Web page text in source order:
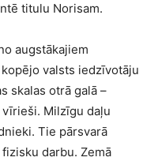
titulu Norisam.
augstākajiem
valsts iedzīvotāju
skalas otrā galā –
Milzīgu daļu
Tie pārsvarā
darbu. Zemā